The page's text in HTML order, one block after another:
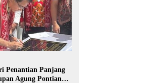
Penantian Panjang
Agung Pontianak,